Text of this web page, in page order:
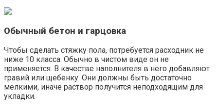
Обычный бетон и гарцовка
Чтобы сделать стяжку пола, потребуется расходник не
ниже 10 класса. Обычно в чистом виде он не
применяется. В качестве наполнителя в него добавляют
гравий или щебенку. Они должны быть достаточно
мелкими, иначе раствор получится неподходящим для
укладки.